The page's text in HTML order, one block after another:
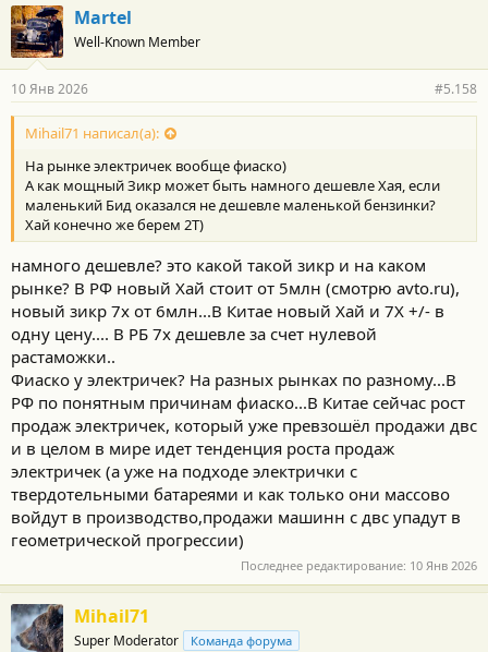
г
о
д
а
н
о
с
и
:
Martel
Well-Known Member
10 Янв 2026 #5.158
Mihail71 написал(а):
На рынке электричек вообще фиаско)
А как мощный Зикр может быть намного дешевле Хая, если
маленький Бид оказался не дешевле маленькой бензинки?
Хай конечно же берем 2Т)
намного дешевле? это какой такой зикр и на каком
рынке? В РФ новый Хай стоит от 5млн (смотрю avto.ru),
новый зикр 7х от 6млн...В Китае новый Хай и 7Х +/- в
одну цену.... В РБ 7х дешевле за счет нулевой
растаможки..
Фиаско у электричек? На разных рынках по разному...В
РФ по понятным причинам фиаско...В Китае сейчас рост
продаж электричек, который уже превзошёл продажи двс
и в целом в мире идет тенденция роста продаж
электричек (а уже на подходе электрички с
твердотельными батареями и как только они массово
войдут в производство,продажи машинн с двс упадут в
геометрической прогрессии)
Последнее редактирование: 10 Янв 2026
Mihail71
Super Moderator Команда форума